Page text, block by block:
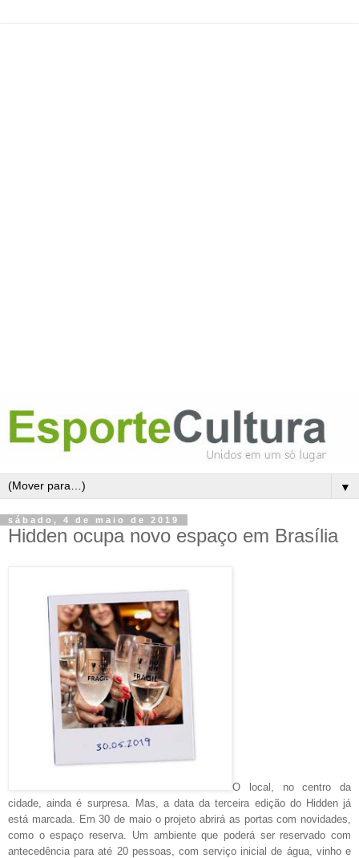
▼
sábado, 4 de maio de 2019
Hidden ocupa novo espaço em Brasília
O local, no centro da
cidade, ainda é surpresa. Mas, a data da terceira edição do Hidden já
está marcada. Em 30 de maio o projeto abrirá as portas com novidades,
como o espaço reserva. Um ambiente que poderá ser reservado com
antecedência para até 20 pessoas, com serviço inicial de água, vinho e